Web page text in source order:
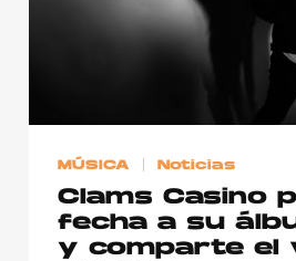
Cover Story
Publicidad
© 2015-2022 UMOMAG. PROPIEDAD DE
DERECHOS
MÚSICA Noticias
Clams Casino
fecha a su
y comparte el